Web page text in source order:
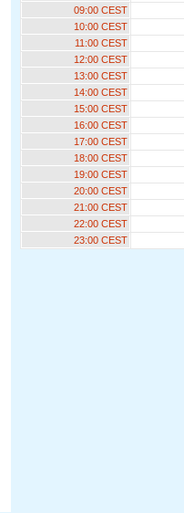
09:00 CEST
10:00 CEST
11:00 CEST
12:00 CEST
13:00 CEST
14:00 CEST
15:00 CEST
16:00 CEST
17:00 CEST
18:00 CEST
19:00 CEST
20:00 CEST
21:00 CEST
22:00 CEST
23:00 CEST